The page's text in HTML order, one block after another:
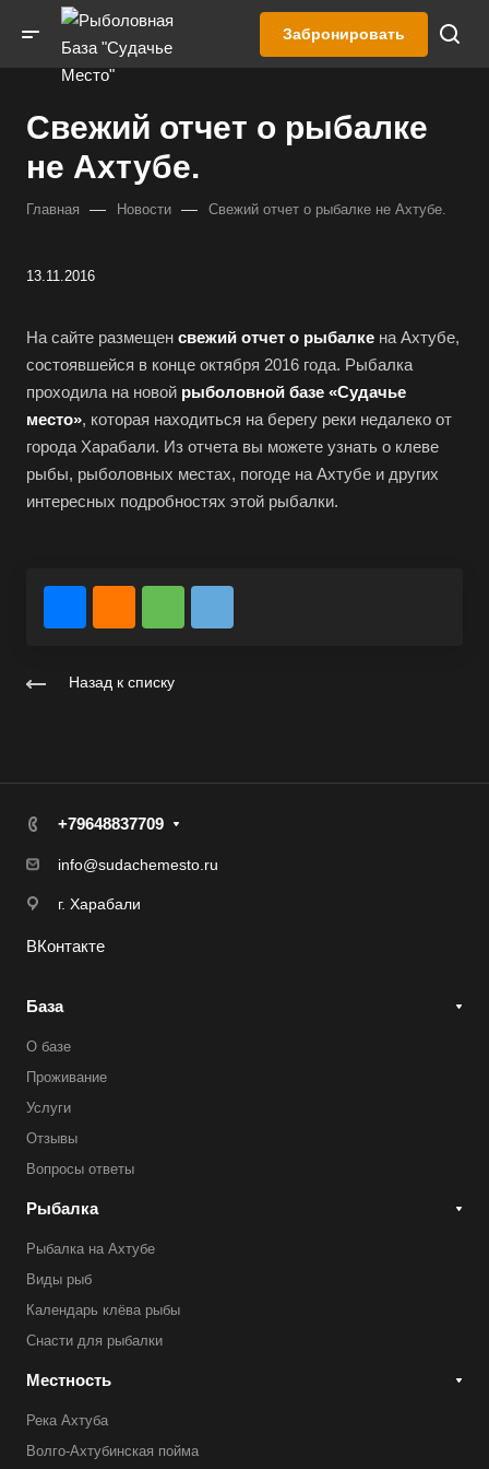
Забронировать
Свежий отчет о рыбалке
не Ахтубе.
Главная — Новости — Свежий отчет о рыбалке не Ахтубе.
13.11.2016
На сайте размещен свежий отчет о рыбалке на Ахтубе,
состоявшейся в конце октября 2016 года. Рыбалка
проходила на новой рыболовной базе «Судачье
место», которая находиться на берегу реки недалеко от
города Харабали. Из отчета вы можете узнать о клеве
рыбы, рыболовных местах, погоде на Ахтубе и других
интересных подробностях этой рыбалки.
Назад к списку
+79648837709
info@sudachemesto.ru
г. Харабали
ВКонтакте
База
О базе
Проживание
Услуги
Отзывы
Вопросы ответы
Рыбалка
Рыбалка на Ахтубе
Виды рыб
Календарь клёва рыбы
Снасти для рыбалки
Местность
Река Ахтуба
Волго-Ахтубинская пойма